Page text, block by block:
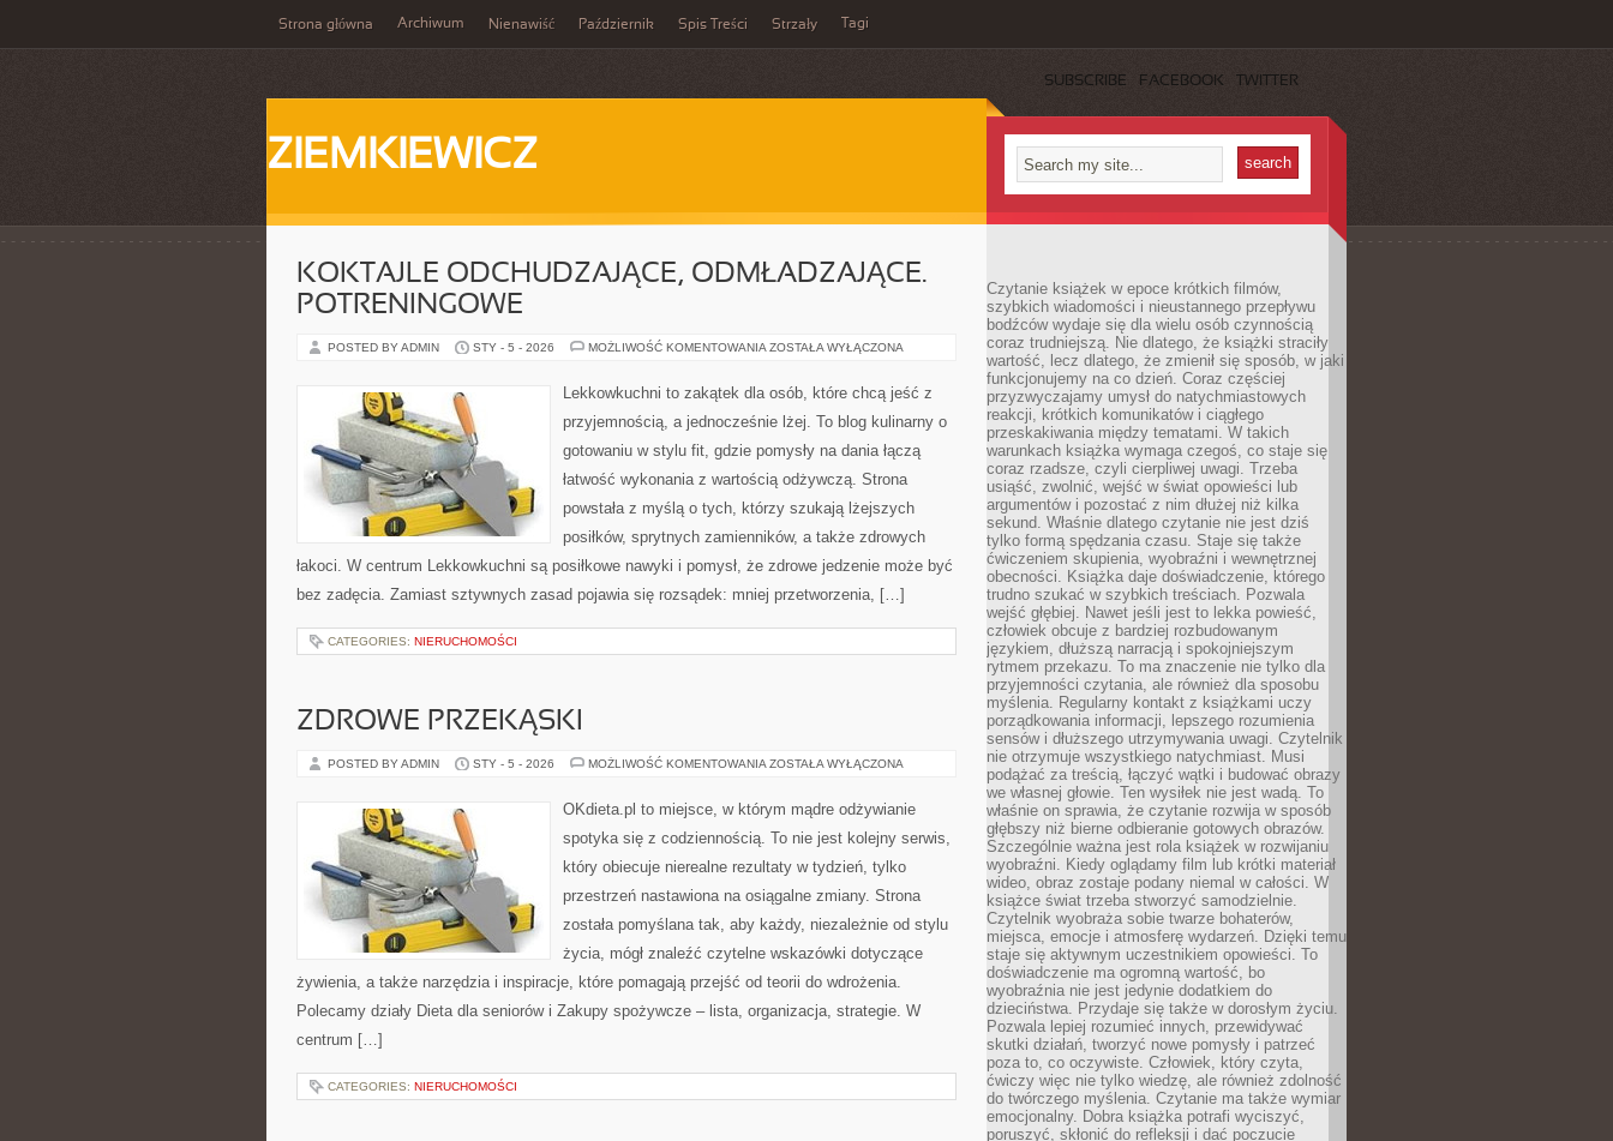
Strona główna Archiwum Nienawiść Październik Spis Treści Strzały Tagi
SUBSCRIBE FACEBOOK TWITTER
ZIEMKIEWICZ
KOKTAJLE ODCHUDZAJĄCE, ODMŁADZAJĄCE.
POTRENINGOWE
POSTED BY ADMIN STY - 5 - 2026 MOŻLIWOŚĆ KOMENTOWANIA KOKTAJLE
POTRENINGOWE
ZOSTAŁA WYŁĄCZONA
Lekkowkuchni to zakątek dla osób, które chcą jeść z
przyjemnością, a jednocześnie lżej. To blog kulinarny o
gotowaniu w stylu fit, gdzie pomysły na dania łączą
łatwość wykonania z wartością odżywczą. Strona
powstała z myślą o tych, którzy szukają lżejszych
posiłków, sprytnych zamienników, a także zdrowych
łakoci. W centrum Lekkowkuchni są posiłkowe nawyki i pomysł, że zdrowe jedzenie może być
bez zadęcia. Zamiast sztywnych zasad pojawia się rozsądek: mniej przetworzenia, […]
CATEGORIES: NIERUCHOMOŚCI
ZDROWE PRZEKĄSKI
POSTED BY ADMIN STY - 5 - 2026 MOŻLIWOŚĆ KOMENTOWANIA ZDROWE
ZOSTAŁA WYŁĄCZONA
OKdieta.pl to miejsce, w którym mądre odżywianie
spotyka się z codziennością. To nie jest kolejny serwis,
który obiecuje nierealne rezultaty w tydzień, tylko
przestrzeń nastawiona na osiągalne zmiany. Strona
została pomyślana tak, aby każdy, niezależnie od stylu
życia, mógł znaleźć czytelne wskazówki dotyczące
żywienia, a także narzędzia i inspiracje, które pomagają przejść od teorii do wdrożenia.
Polecamy działy Dieta dla seniorów i Zakupy spożywcze – lista, organizacja, strategie. W
centrum […]
CATEGORIES: NIERUCHOMOŚCI
Czytanie książek w epoce krótkich filmów,
szybkich wiadomości i nieustannego przepływu
bodźców wydaje się dla wielu osób czynnością
coraz trudniejszą. Nie dlatego, że książki straciły
wartość, lecz dlatego, że zmienił się sposób, w jaki
funkcjonujemy na co dzień. Coraz częściej
przyzwyczajamy umysł do natychmiastowych
reakcji, krótkich komunikatów i ciągłego
przeskakiwania między tematami. W takich
warunkach książka wymaga czegoś, co staje się
coraz rzadsze, czyli cierpliwej uwagi. Trzeba
usiąść, zwolnić, wejść w świat opowieści lub
argumentów i pozostać z nim dłużej niż kilka
sekund. Właśnie dlatego czytanie nie jest dziś
tylko formą spędzania czasu. Staje się także
ćwiczeniem skupienia, wyobraźni i wewnętrznej
obecności. Książka daje doświadczenie, którego
trudno szukać w szybkich treściach. Pozwala
wejść głębiej. Nawet jeśli jest to lekka powieść,
człowiek obcuje z bardziej rozbudowanym
językiem, dłuższą narracją i spokojniejszym
rytmem przekazu. To ma znaczenie nie tylko dla
przyjemności czytania, ale również dla sposobu
myślenia. Regularny kontakt z książkami uczy
porządkowania informacji, lepszego rozumienia
sensów i dłuższego utrzymywania uwagi. Czytelnik
nie otrzymuje wszystkiego natychmiast. Musi
podążać za treścią, łączyć wątki i budować obrazy
we własnej głowie. Ten wysiłek nie jest wadą. To
właśnie on sprawia, że czytanie rozwija w sposób
głębszy niż bierne odbieranie gotowych obrazów.
Szczególnie ważna jest rola książek w rozwijaniu
wyobraźni. Kiedy oglądamy film lub krótki materiał
wideo, obraz zostaje podany niemal w całości. W
książce świat trzeba stworzyć samodzielnie.
Czytelnik wyobraża sobie twarze bohaterów,
miejsca, emocje i atmosferę wydarzeń. Dzięki temu
staje się aktywnym uczestnikiem opowieści. To
doświadczenie ma ogromną wartość, bo
wyobraźnia nie jest jedynie dodatkiem do
dzieciństwa. Przydaje się także w dorosłym życiu.
Pozwala lepiej rozumieć innych, przewidywać
skutki działań, tworzyć nowe pomysły i patrzeć
poza to, co oczywiste. Człowiek, który czyta,
ćwiczy więc nie tylko wiedzę, ale również zdolność
do twórczego myślenia. Czytanie ma także wymiar
emocjonalny. Dobra książka potrafi wyciszyć,
poruszyć, skłonić do refleksji i dać poczucie